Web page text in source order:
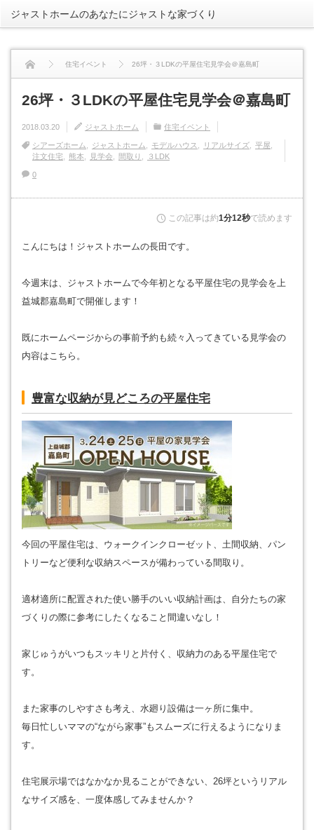
ジャストホームのあなたにジャストな家づくり
住宅イベント 26坪・３LDKの平屋住宅見学会＠嘉島町
26坪・３LDKの平屋住宅見学会＠嘉島町
2018.03.20 ジャストホーム 住宅イベント
シアーズホーム ジャストホーム モデルハウス リアルサイズ
平屋
注文住宅
熊本 見学会 間取り ３LDK
0
この記事は約1分12秒で読めます
こんにちは！ジャストホームの長田です。
今週末は、ジャストホームで今年初となる平屋住宅の見学会を上
益城郡嘉島町で開催します！
既にホームページからの事前予約も続々入ってきている見学会の
内容はこちら。
豊富な収納が見どころの平屋住宅
今回の平屋住宅は、ウォークインクローゼット、土間収納、パン
トリーなど便利な収納スペースが備わっている間取り。
適材適所に配置された使い勝手のいい収納計画は、自分たちの家
づくりの際に参考にしたくなること間違いなし！
家じゅうがいつもスッキリと片付く、収納力のある平屋住宅で
す。
また家事のしやすさも考え、水廻り設備は一ヶ所に集中。
毎日忙しいママの“ながら家事”もスムーズに行えるようになりま
す。
住宅展示場ではなかなか見ることができない、26坪というリアル
なサイズ感を、一度体感してみませんか？